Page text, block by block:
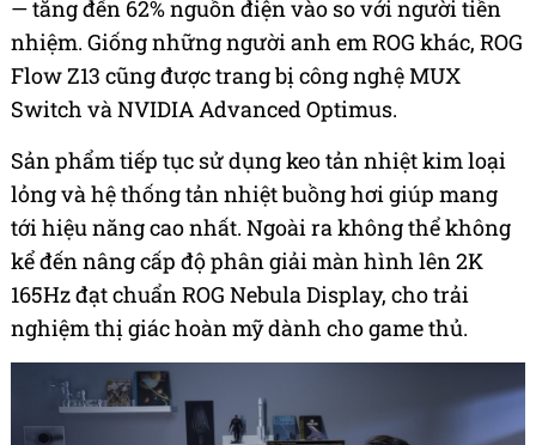
— tăng đến 62% nguồn điện vào so với người tiền
nhiệm. Giống những người anh em ROG khác, ROG
Flow Z13 cũng được trang bị công nghệ MUX
Switch và NVIDIA Advanced Optimus.
Sản phẩm tiếp tục sử dụng keo tản nhiệt kim loại
lỏng và hệ thống tản nhiệt buồng hơi giúp mang
tới hiệu năng cao nhất. Ngoài ra không thể không
kể đến nâng cấp độ phân giải màn hình lên 2K
165Hz đạt chuẩn ROG Nebula Display, cho trải
nghiệm thị giác hoàn mỹ dành cho game thủ.